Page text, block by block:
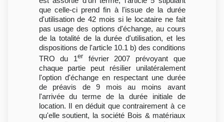
que celle-ci prend fin à l'issue de la durée
d'utilisation de 42 mois si le locataire ne fait
pas usage des options d'échange, au cours
de la totalité de la durée d'utilisation, et les
dispositions de l'article 10.1 b) des conditions
TRO du 1er
février 2007 prévoyant que
chaque partie peut résilier unilatéralement
l'option d'échange en respectant une durée
de préavis de 9 mois au moins avant
l'arrivée du terme de la durée initiale de
location. Il en déduit que contrairement à ce
qu'elle soutient, la société Bois & matériaux